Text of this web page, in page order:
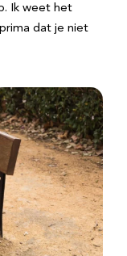
Ik weet het
dat je niet